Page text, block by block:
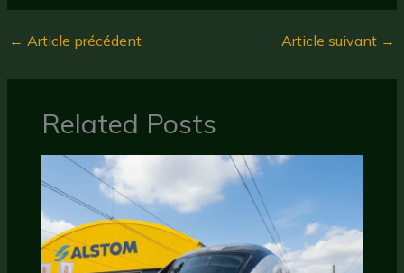
← Article précédent Article suivant →
Related Posts